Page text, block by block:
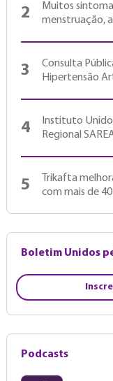
2
Muitos
menstruação,
3
Consulta
Hipertensão
4
Instituto
Regional
5
Trikafta
com mais de
Boletim Unidos
Podcasts